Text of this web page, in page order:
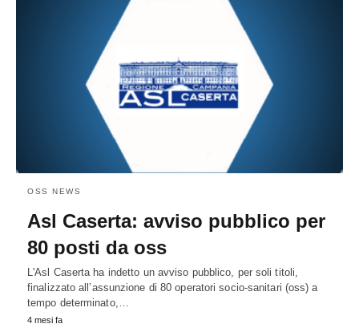
OSS NEWS
Asl Caserta: avviso pubblico per
80 posti da oss
L'Asl Caserta ha indetto un avviso pubblico, per soli titoli,
finalizzato all’assunzione di 80 operatori socio-sanitari (oss) a
tempo determinato,…
4 mesi fa